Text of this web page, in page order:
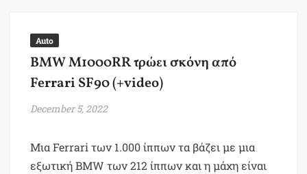
Auto
BMW M1000RR τρώει σκόνη από
Ferrari SF90 (+video)
December 5, 2022
Μια Ferrari των 1.000 ίππων τα βάζει με μια
εξωτική BMW των 212 ίππων και η μάχη είναι